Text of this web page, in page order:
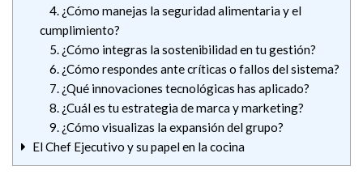
4. ¿Cómo manejas la seguridad alimentaria y el
cumplimiento?
5. ¿Cómo integras la sostenibilidad en tu gestión?
6. ¿Cómo respondes ante críticas o fallos del sistema?
7. ¿Qué innovaciones tecnológicas has aplicado?
8. ¿Cuál es tu estrategia de marca y marketing?
9. ¿Cómo visualizas la expansión del grupo?
El Chef Ejecutivo y su papel en la cocina